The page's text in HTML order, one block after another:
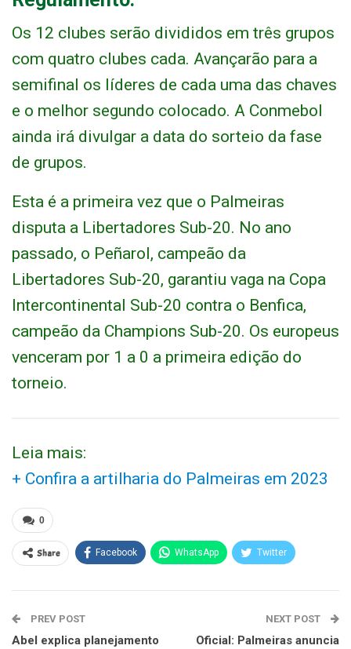
Os 12 clubes serão divididos em três grupos
com quatro clubes cada. Avançarão para a
semifinal os líderes de cada uma das chaves
e o melhor segundo colocado. A Conmebol
ainda irá divulgar a data do sorteio da fase
de grupos.
Esta é a primeira vez que o Palmeiras
disputa a Libertadores Sub-20. No ano
passado, o Peñarol, campeão da
Libertadores Sub-20, garantiu vaga na Copa
Intercontinental Sub-20 contra o Benfica,
campeão da Champions Sub-20. Os europeus
venceram por 1 a 0 a primeira edição do
torneio.
Leia mais:
+ Confira a artilharia do Palmeiras em 2023
0
Share Facebook WhatsApp Twitter
PREV POST
Abel explica planejamento
NEXT POST
Oficial: Palmeiras anuncia